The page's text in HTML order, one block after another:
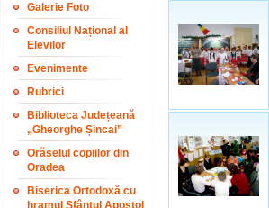
Galerie Foto
Consiliul Național al
Elevilor
Evenimente
Rubrici
Biblioteca Județeană
„Gheorghe Șincai”
Orășelul copiilor din
Oradea
Biserica Ortodoxă cu
hramul Sfântul Apostol